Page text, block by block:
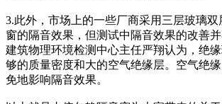
3.此外，市场上的一些厂商采用三层玻璃双
窗的隔音效果，但测试中隔音效果的改善
建筑物理环境检测中心主任严翔认为，绝
够的质量密度和大的空气绝缘层。空气绝
免地影响隔音效果。